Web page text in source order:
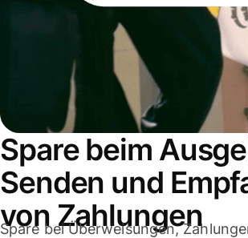
Spare beim
Senden und
von Zahlungen
Spare bei Überweisungen,